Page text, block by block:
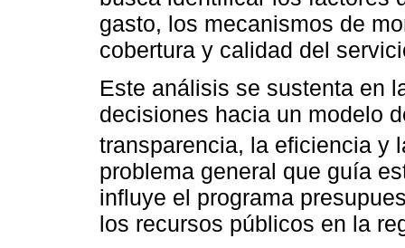
gasto, los mecanismos de
cobertura y calidad del
Este análisis se sustenta en
decisiones hacia un modelo
transparencia, la eficiencia y
problema general que guía
influye el programa
los recursos públicos en la